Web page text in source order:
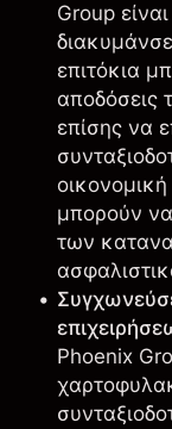
Group
επιτόκια
αποδόσεις
επίσης να
μπορούν
των
Phoenix